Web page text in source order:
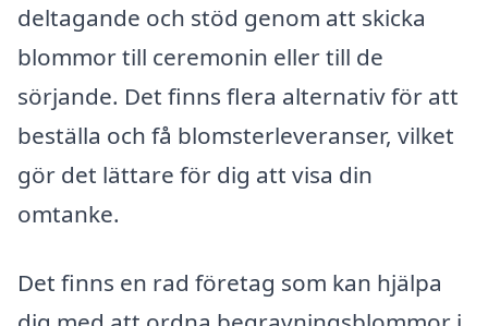
deltagande och stöd genom att skicka
blommor till ceremonin eller till de
sörjande. Det finns flera alternativ för att
beställa och få blomsterleveranser, vilket
gör det lättare för dig att visa din
omtanke.
Det finns en rad företag som kan hjälpa